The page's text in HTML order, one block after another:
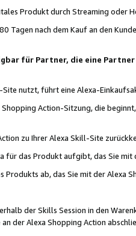
Produkt durch Streaming oder
Tagen nach dem Kauf an den
für Partner, die eine
nutzt, führt eine Alexa-
Action-Sitzung, die
zu Ihrer Alexa Skill-Site
für das Produkt aufgibt, das Sie mit
Produkts ab, das Sie mit der Alexa
der Skills Session in den
der Alexa Shopping Action